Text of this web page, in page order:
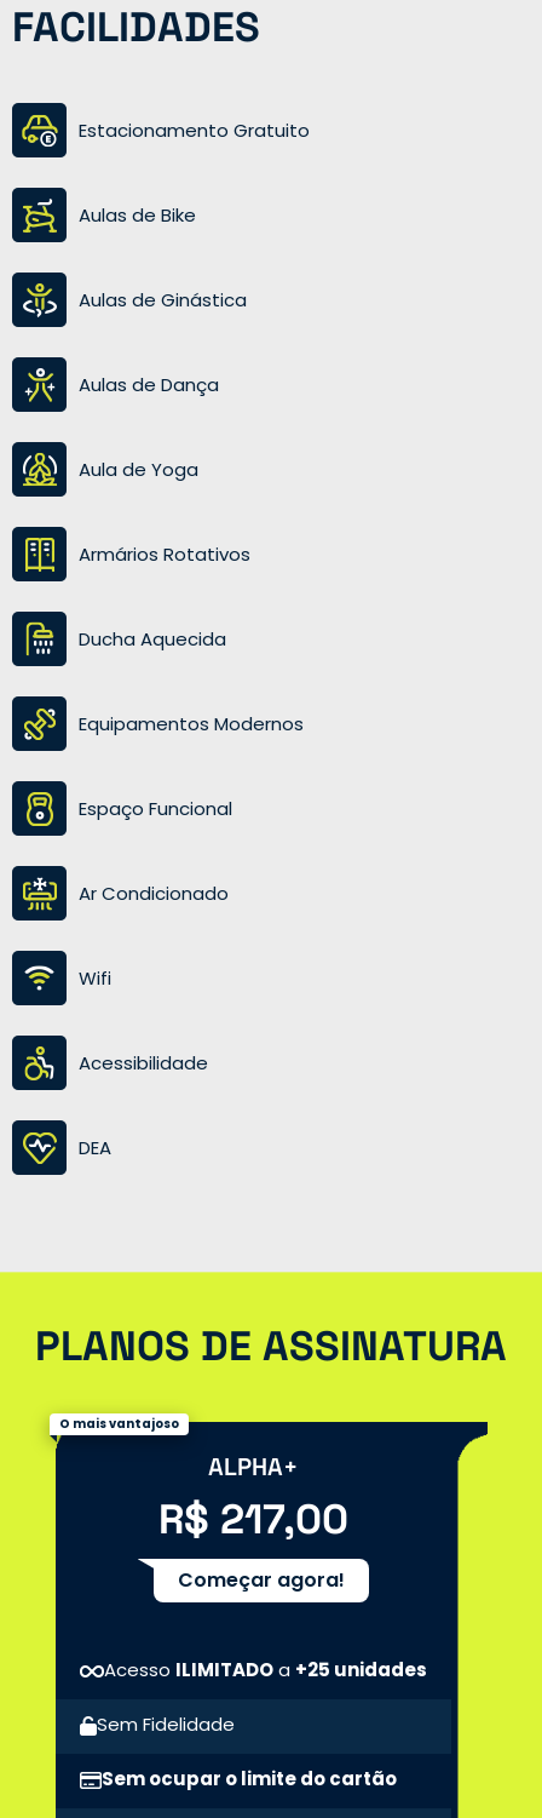
FACILIDADES
Estacionamento Gratuito
Aulas de Bike
Aulas de Ginástica
Aulas de Dança
Aula de Yoga
Armários Rotativos
Ducha Aquecida
Equipamentos Modernos
Espaço Funcional
Ar Condicionado
Wifi
Acessibilidade
DEA
PLANOS DE ASSINATURA
O mais vantajoso
ALPHA+
R$ 217,00
Começar agora!
Acesso ILIMITADOa +25 unidades
Sem Fidelidade
Sem ocupar o limite do cartão